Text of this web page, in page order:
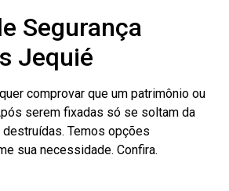
Segurança
Jequié
comprovar que um patrimônio ou
serem fixadas só se soltam da
Temos opções
sua necessidade. Confira.